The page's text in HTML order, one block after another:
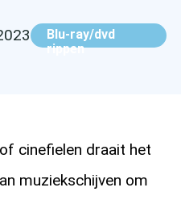
Blu-ray/dvd
rippen
cinefielen draait het
muziekschijven om